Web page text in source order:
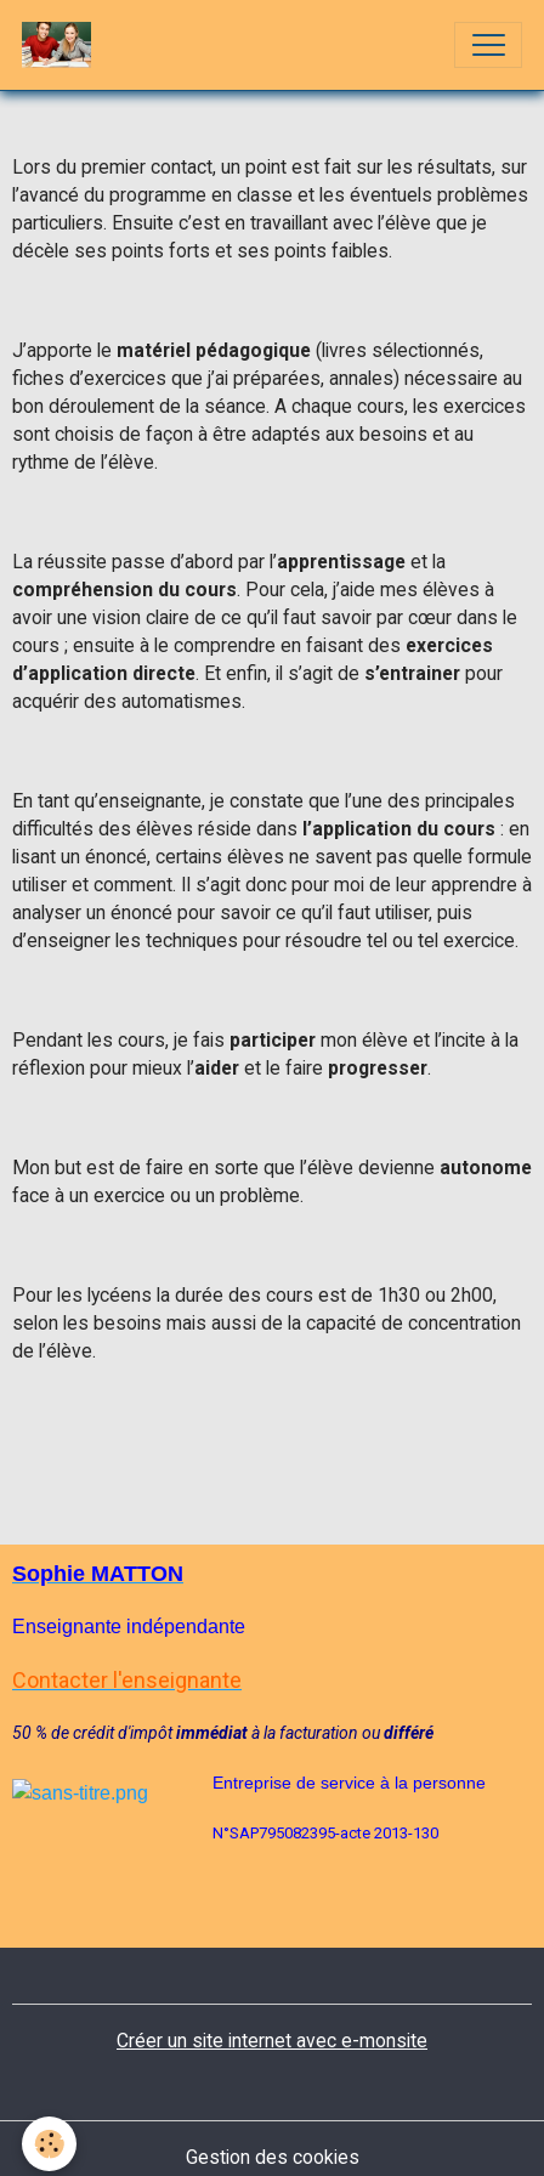
Lors du premier contact, un point est fait sur les résultats, sur
l’avancé du programme en classe et les éventuels problèmes
particuliers. Ensuite c’est en travaillant avec l’élève que je
décèle ses points forts et ses points faibles.
J’apporte le matériel pédagogique (livres sélectionnés,
fiches d’exercices que j’ai préparées, annales) nécessaire au
bon déroulement de la séance. A chaque cours, les exercices
sont choisis de façon à être adaptés aux besoins et au
rythme de l’élève.
La réussite passe d’abord par l’apprentissage et la
compréhension du cours. Pour cela, j’aide mes élèves à
avoir une vision claire de ce qu’il faut savoir par cœur dans le
cours ; ensuite à le comprendre en faisant des exercices
d’application directe. Et enfin, il s’agit de s’entrainer pour
acquérir des automatismes.
En tant qu’enseignante, je constate que l’une des principales
difficultés des élèves réside dans l’application du cours : en
lisant un énoncé, certains élèves ne savent pas quelle formule
utiliser et comment. Il s’agit donc pour moi de leur apprendre à
analyser un énoncé pour savoir ce qu’il faut utiliser, puis
d’enseigner les techniques pour résoudre tel ou tel exercice.
Pendant les cours, je fais participer mon élève et l’incite à la
réflexion pour mieux l’aider et le faire progresser.
Mon but est de faire en sorte que l’élève devienne autonome
face à un exercice ou un problème.
Pour les lycéens la durée des cours est de 1h30 ou 2h00,
selon les besoins mais aussi de la capacité de concentration
de l’élève.
Sophie MATTON
Enseignante indépendante
Contacter l'enseignante
50 % de crédit d'impôtimmédiatà la facturation oudifféré
Entreprise de service à la personne
N°SAP795082395-acte 2013-130
Créer un site internet avec e-monsite
Gestion des cookies